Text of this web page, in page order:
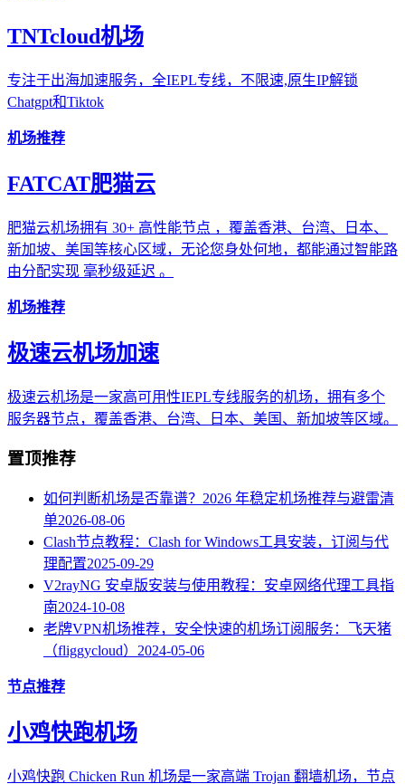
TNTcloud机场
专注于出海加速服务，全IEPL专线，不限速,原生IP解锁
Chatgpt和Tiktok
机场推荐
FATCAT肥猫云
肥猫云机场拥有 30+ 高性能节点 ，覆盖香港、台湾、日本、
新加坡、美国等核心区域，无论您身处何地，都能通过智能路
由分配实现 毫秒级延迟 。
机场推荐
极速云机场加速
极速云机场是一家高可用性IEPL专线服务的机场，拥有多个
服务器节点，覆盖香港、台湾、日本、美国、新加坡等区域。
置顶推荐
如何判断机场是否靠谱？2026 年稳定机场推荐与避雷清
单2026-08-06
Clash节点教程：Clash for Windows工具安装，订阅与代
理配置2025-09-29
V2rayNG 安卓版安装与使用教程：安卓网络代理工具指
南2024-10-08
老牌VPN机场推荐，安全快速的机场订阅服务：飞天猪
（fliggycloud） 2024-05-06
节点推荐
小鸡快跑机场
小鸡快跑 Chicken Run 机场是一家高端 Trojan 翻墙机场，节点